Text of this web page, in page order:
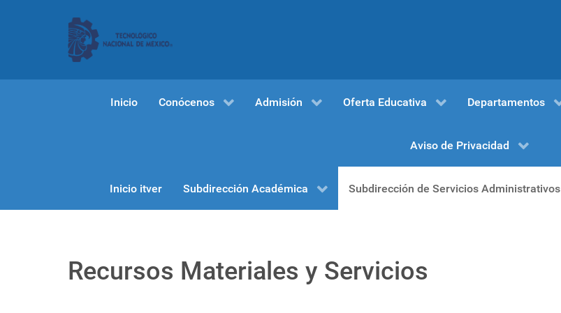
Inicio Conócenos Admisión Oferta Educativa Departamentos
Aviso de Privacidad
Inicio itver Subdirección Académica Subdirección de Servicios Administrativos
Recursos Materiales y Servicios